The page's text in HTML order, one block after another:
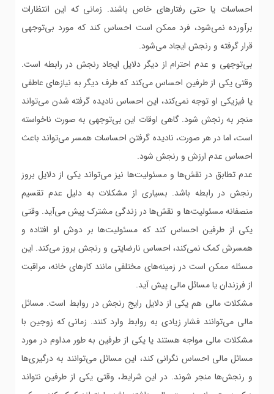
احساسات یا حتی رفتارهای خاص باشند. زمانی که این انتظارات
برآورده نمی‌شود، فرد ممکن است احساس کند که مورد بی‌توجهی
قرار گرفته و رنجش ایجاد می‌شود.
بی‌توجهی و عدم احترام از دیگر دلایل ایجاد رنجش در رابطه است.
وقتی یکی از طرفین احساس می‌کند که طرف دیگر به نیازهای عاطفی
یا فیزیکی او توجه نمی‌کند، این احساس نادیده گرفته شدن می‌تواند
منجر به رنجش شود. گاهی اوقات این بی‌توجهی به صورت ناخواسته
است، اما در هر صورت، نادیده گرفتن احساسات همسر می‌تواند باعث
احساس عدم ارزش و رنجش شود.
عدم تطابق در نقش‌ها و مسئولیت‌ها نیز می‌تواند یکی از دلایل بروز
رنجش در رابطه باشد. بسیاری از مشکلات به دلیل عدم تقسیم
منصفانه مسئولیت‌ها و نقش‌ها در زندگی مشترک پیش می‌آید. وقتی
یکی از طرفین احساس کند که مسئولیت‌ها بر دوش او افتاده و
همسرش کمک نمی‌کند، احساس نارضایتی و رنجش بروز می‌کند. این
مسئله ممکن است در زمینه‌های مختلفی مانند کارهای خانه، مراقبت
از فرزندان یا مسائل مالی پیش آید.
مشکلات مالی هم یکی از دلایل رایج رنجش در روابط است. مسائل
مالی می‌توانند فشار زیادی به روابط وارد کنند. زمانی که زوجین با
مشکلات مالی مواجه هستند یا یکی از طرفین به طور مداوم در مورد
مسائل مالی احساس نگرانی کند، این مسائل می‌توانند به درگیری‌ها
و رنجش‌ها منجر شوند. در این شرایط، وقتی یکی از طرفین نتواند